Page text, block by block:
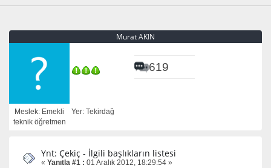
Murat AKIN
619
Meslek: Emekli
teknik öğretmen
Yer: Tekirdağ
Ynt: Çekiç - İlgili başlıkların listesi
« Yanıtla #1 : 01 Aralık 2012, 18:29:54 »